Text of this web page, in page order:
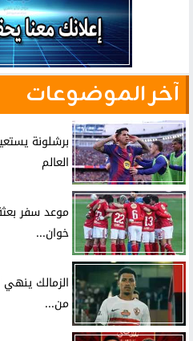
آخر الموضوعات
برشلونة
العالم
موعد سفر
خوان...
الزمالك ينهي
من...